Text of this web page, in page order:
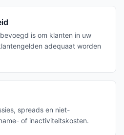
is om klanten in uw
adequaat worden
spreads en niet-
of inactiviteitskosten.